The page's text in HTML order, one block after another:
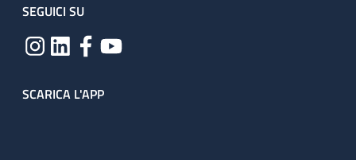
SEGUICI SU
SCARICA L'APP